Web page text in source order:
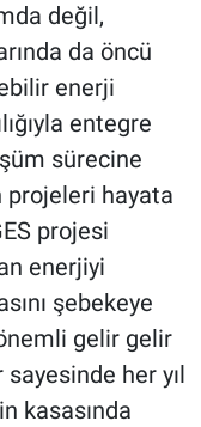
değil,
da öncü
enerji
entegre
sürecine
projeleri hayata
projesi
enerjiyi
şebekeye
gelir gelir
her yıl
kasasında